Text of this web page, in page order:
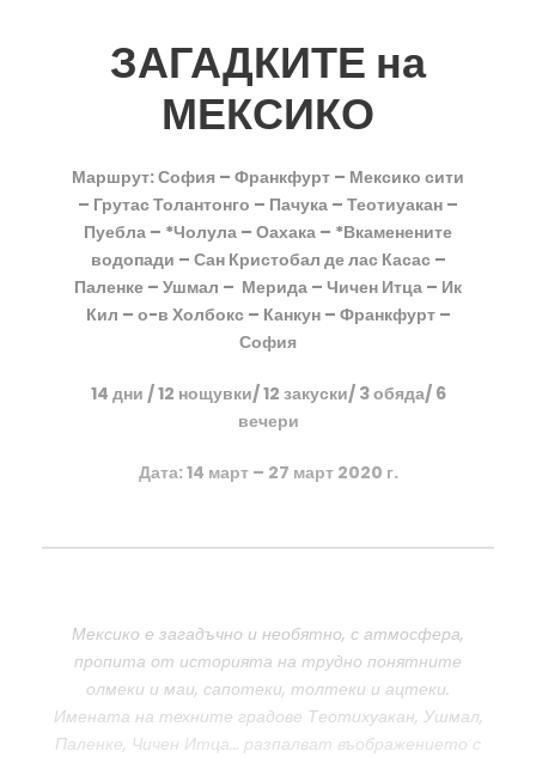
ЗАГАДКИТЕ на
МЕКСИКО
Маршрут: София – Франкфурт – Мексико сити
– Грутас Толантонго – Пачука – Теотиуакан –
Пуебла – *Чолула – Оахака – *Вкаменените
водопади – Сан Кристобал де лас Касас –
Паленке – Ушмал – Мерида – Чичен Итца – Ик
Кил – о-в Холбокс – Канкун – Франкфурт –
София
14 дни / 12 нощувки/ 12 закуски/ 3 обяда/ 6
вечери
Дата: 14 март – 27 март 2020 г.
Мексико е загадъчно и необятно, с атмосфера,
пропита от историята на трудно понятните
олмеки и маи, сапотеки, толтеки и ацтеки.
Имената на техните градове Теотихуакан, Ушмал,
Паленке, Чичен Итца… разпалват въображението с